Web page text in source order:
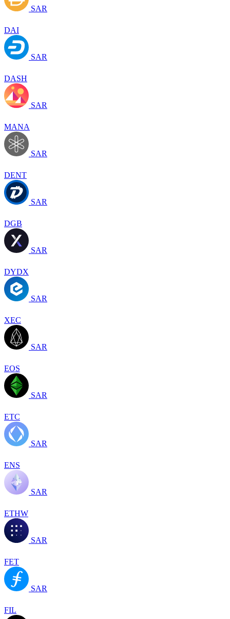
SAR
DAI
SAR
DASH
SAR
MANA
SAR
DENT
SAR
DGB
SAR
DYDX
SAR
XEC
SAR
EOS
SAR
ETC
SAR
ENS
SAR
ETHW
SAR
FET
SAR
FIL